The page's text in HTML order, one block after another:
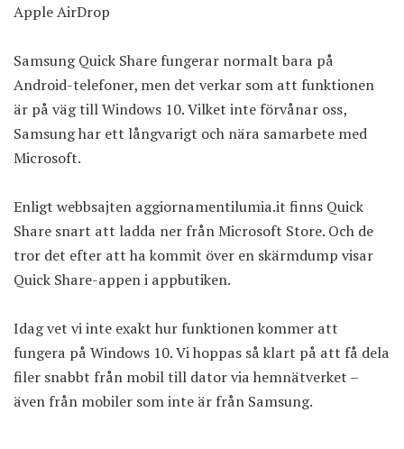
Apple AirDrop
Samsung Quick Share fungerar normalt bara på
Android-telefoner, men det verkar som att funktionen
är på väg till Windows 10. Vilket inte förvånar oss,
Samsung har ett långvarigt och nära samarbete med
Microsoft.
Enligt webbsajten aggiornamentilumia.it finns Quick
Share snart att ladda ner från Microsoft Store. Och de
tror det efter att ha kommit över en skärmdump visar
Quick Share-appen i appbutiken.
Idag vet vi inte exakt hur funktionen kommer att
fungera på Windows 10. Vi hoppas så klart på att få dela
filer snabbt från mobil till dator via hemnätverket –
även från mobiler som inte är från Samsung.